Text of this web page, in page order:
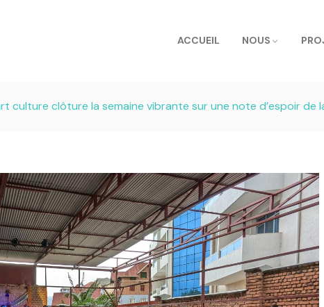
ACCUEIL NOUS
culture clôture la semaine vibrante sur une note d’espoir de